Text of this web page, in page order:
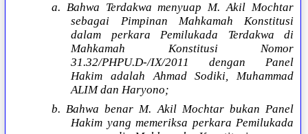
a. Bahwa Terdakwa menyuap M. Akil Mochtar
sebagai Pimpinan Mahkamah Konstitusi
dalam perkara Pemilukada Terdakwa di
Mahkamah Konstitusi Nomor
31.32/PHPU.D-/IX/2011 dengan Panel
Hakim adalah Ahmad Sodiki, Muhammad
ALIM dan Haryono;
b. Bahwa benar M. Akil Mochtar bukan Panel
Hakim yang memeriksa perkara Pemilukada